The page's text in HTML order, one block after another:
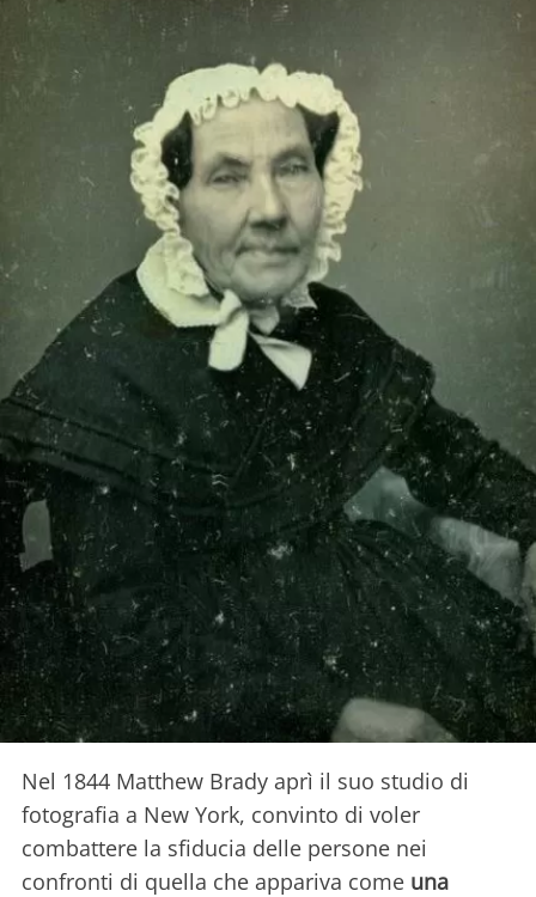
Nel 1844 Matthew Brady aprì il suo studio di
fotografia a New York, convinto di voler
combattere la sfiducia delle persone nei
confronti di quella che appariva come una